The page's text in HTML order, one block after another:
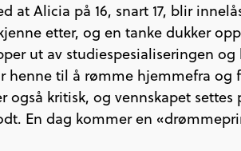
at Alicia på 16, snart 17, blir
etter, og en tanke dukker
ut av studiespesialiseringen og
henne til å rømme hjemmefra og
også kritisk, og vennskapet
En dag kommer en